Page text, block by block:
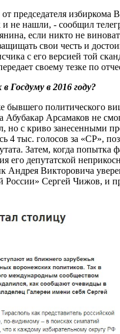
председателя избиркома
не нашли, - сообщил
если никто не
свои честь и
с его версией той
своему тезке по
Госдуму в 2016 году?
бывшего политического
Абубакар Арсамаков не
но с криво занесенными
4 тыс. голосов за «СР»,
Затем, когда попытка
его депутатской
Андрея Викторовича
Сергей Чижов, и